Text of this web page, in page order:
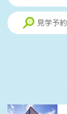
見学予約